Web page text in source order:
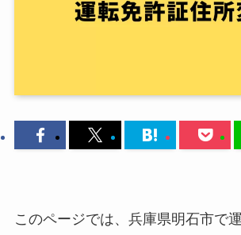
このページでは、兵庫県明石市で